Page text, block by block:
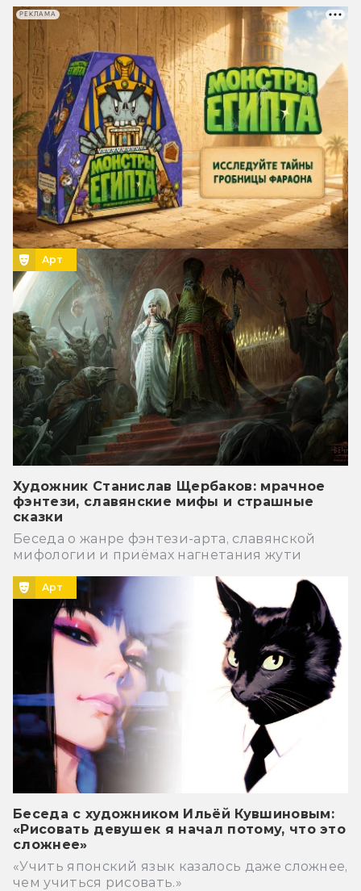
Арт
Художник Станислав Щербаков: мрачное
фэнтези, славянские мифы и страшные
сказки
Беседа о жанре фэнтези-арта, славянской
мифологии и приёмах нагнетания жути
Арт
Беседа с художником Ильёй Кувшиновым:
«Рисовать девушек я начал потому, что это
сложнее»
«Учить японский язык казалось даже сложнее,
чем учиться рисовать.»
РЕКЛАМА